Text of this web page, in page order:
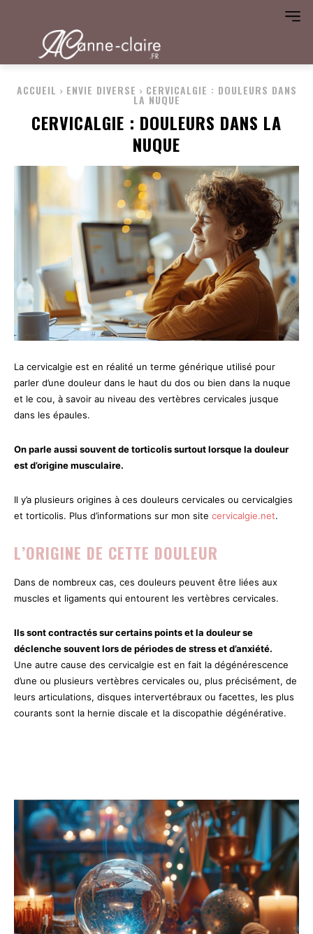
ACCUEIL ENVIE DIVERSE CERVICALGIE : DOULEURS DANS
LA NUQUE
CERVICALGIE : DOULEURS DANS LA
NUQUE
La cervicalgie est en réalité un terme générique utilisé pour
parler d’une douleur dans le haut du dos ou bien dans la nuque
et le cou, à savoir au niveau des vertèbres cervicales jusque
dans les épaules.
On parle aussi souvent de torticolis surtout lorsque la douleur
est d’origine musculaire.
Il y’a plusieurs origines à ces douleurs cervicales ou cervicalgies
et torticolis. Plus d’informations sur mon site cervicalgie.net.
L’ORIGINE DE CETTE DOULEUR
Dans de nombreux cas, ces douleurs peuvent être liées aux
muscles et ligaments qui entourent les vertèbres cervicales.
Ils sont contractés sur certains points et la douleur se
déclenche souvent lors de périodes de stress et d’anxiété.
Une autre cause des cervicalgie est en fait la dégénérescence
d’une ou plusieurs vertèbres cervicales ou, plus précisément, de
leurs articulations, disques intervertébraux ou facettes, les plus
courants sont la hernie discale et la discopathie dégénérative.